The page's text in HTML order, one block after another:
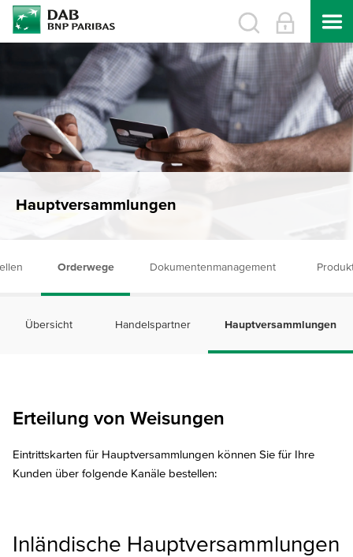
Hauptversammlungen
Orderwege Dokumentenmanagement
Übersicht Handelspartner Hauptversammlungen
Erteilung von Weisungen
Eintrittskarten für Hauptversammlungen können Sie für Ihre
Kunden über folgende Kanäle bestellen:
Inländische Hauptversammlungen